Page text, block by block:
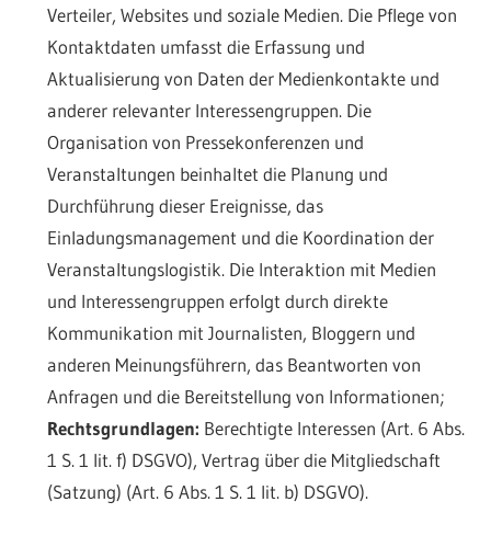
Verteiler, Websites und soziale Medien. Die Pflege von
Kontaktdaten umfasst die Erfassung und
Aktualisierung von Daten der Medienkontakte und
anderer relevanter Interessengruppen. Die
Organisation von Pressekonferenzen und
Veranstaltungen beinhaltet die Planung und
Durchführung dieser Ereignisse, das
Einladungsmanagement und die Koordination der
Veranstaltungslogistik. Die Interaktion mit Medien
und Interessengruppen erfolgt durch direkte
Kommunikation mit Journalisten, Bloggern und
anderen Meinungsführern, das Beantworten von
Anfragen und die Bereitstellung von Informationen;
Rechtsgrundlagen: Berechtigte Interessen (Art. 6 Abs.
1 S. 1 lit. f) DSGVO), Vertrag über die Mitgliedschaft
(Satzung) (Art. 6 Abs. 1 S. 1 lit. b) DSGVO).